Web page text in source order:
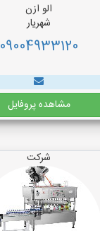
الو ازن
شهریار
09004933120
مشاهده پروفایل
شرکت